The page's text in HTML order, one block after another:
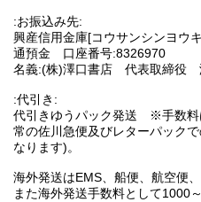
:お振込み先:
興産信用金庫[コウサンシンヨ
通預金 口座番号:8326970
名義:(株)澤口書店 代表取締役
:代引き:
代引きゆうパック発送 ※手数料
常の佐川急便及びレターパック
なります)。
海外発送はEMS、船便、航空便
また海外発送手数料として1000